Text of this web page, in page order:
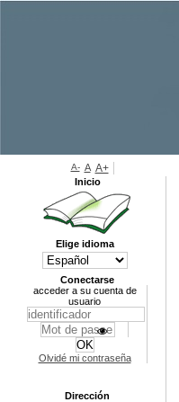
A- A A+
Inicio
Elige idioma
Conectarse
acceder a su cuenta de
usuario
Olvidé mi contraseña
Dirección